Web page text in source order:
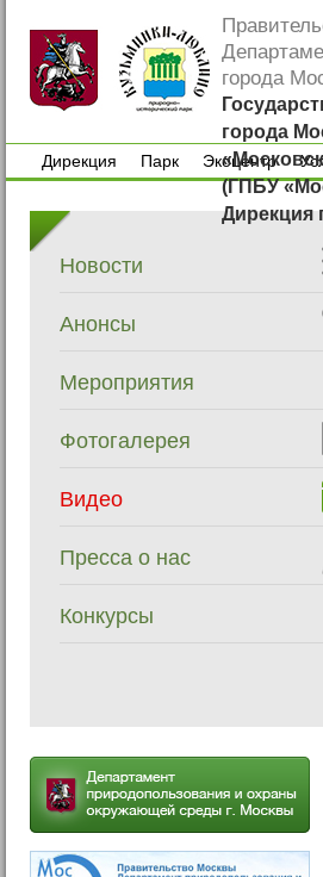
города
города
(ГПБУ
Дирекция
Дирекция
Парк
Экоцентр
Экоцентр
Новости
Анонсы
Мероприятия
Фотогалерея
Видео
Пресса о нас
Конкурсы